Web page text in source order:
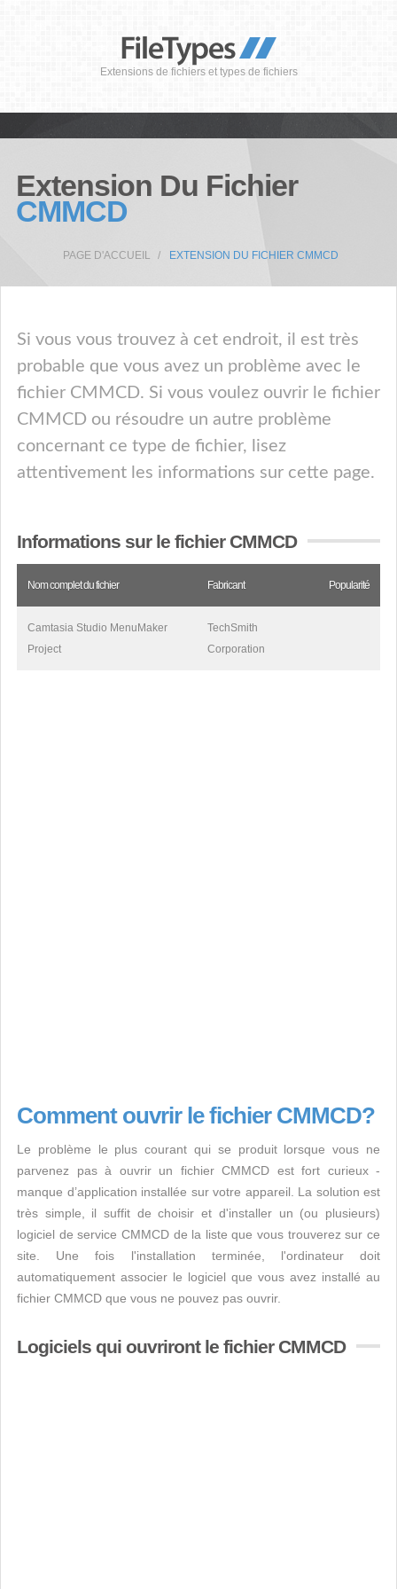
Extensions de fichiers et types de fichiers
Extension Du Fichier
CMMCD
PAGE D'ACCUEIL EXTENSION DU FICHIER CMMCD
Si vous vous trouvez à cet endroit, il est très
probable que vous avez un problème avec le
fichier CMMCD. Si vous voulez ouvrir le fichier
CMMCD ou résoudre un autre problème
concernant ce type de fichier, lisez
attentivement les informations sur cette page.
Informations sur le fichier CMMCD
Nom complet du fichier Fabricant Popularité
Camtasia Studio MenuMaker
Project
TechSmith
Corporation
Comment ouvrir le fichier CMMCD?
Le problème le plus courant qui se produit lorsque vous ne
parvenez pas à ouvrir un fichier CMMCD est fort curieux -
manque d’application installée sur votre appareil. La solution est
très simple, il suffit de choisir et d'installer un (ou plusieurs)
logiciel de service CMMCD de la liste que vous trouverez sur ce
site. Une fois l'installation terminée, l'ordinateur doit
automatiquement associer le logiciel que vous avez installé au
fichier CMMCD que vous ne pouvez pas ouvrir.
Logiciels qui ouvriront le fichier CMMCD